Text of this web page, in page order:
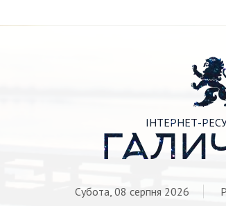
ІНТЕРНЕТ-
Субота, 08 серпня 2026